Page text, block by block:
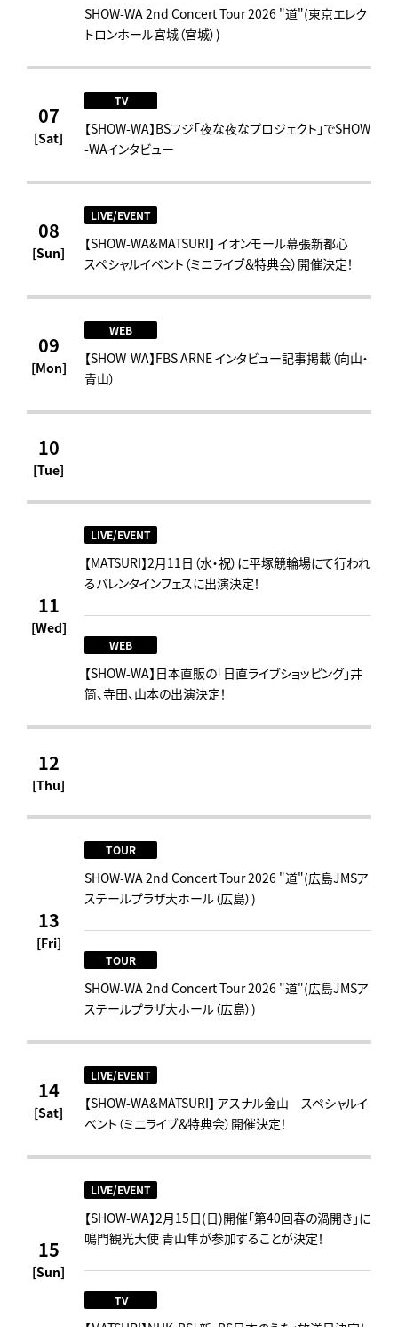
SHOW-WA 2nd Concert Tour 2026 "道"(東京エレク
トロンホール宮城（宮城）)
07
[Sat]
TV
【SHOW-WA】BSフジ「夜な夜なプロジェクト」でSHOW
-WAインタビュー
08
[Sun]
LIVE/EVENT
【SHOW-WA&MATSURI】 イオンモール幕張新都心
スペシャルイベント（ミニライブ＆特典会）開催決定！
09
[Mon]
WEB
【SHOW-WA】FBS ARNE インタビュー記事掲載（向山・
青山）
10
[Tue]
11
[Wed]
LIVE/EVENT
【MATSURI】2月11日（水・祝）に平塚競輪場にて行われ
るバレンタインフェスに出演決定！
WEB
【SHOW-WA】日本直販の「日直ライブショッピング」井
筒、寺田、山本の出演決定！
12
[Thu]
13
[Fri]
TOUR
SHOW-WA 2nd Concert Tour 2026 "道"(広島JMSア
ステールプラザ大ホール（広島）)
TOUR
SHOW-WA 2nd Concert Tour 2026 "道"(広島JMSア
ステールプラザ大ホール（広島）)
14
[Sat]
LIVE/EVENT
【SHOW-WA&MATSURI】 アスナル金山 スペシャルイ
ベント（ミニライブ＆特典会）開催決定！
15
[Sun]
LIVE/EVENT
【SHOW-WA】2月15日(日)開催「第40回春の渦開き」に
鳴門観光大使 青山隼が参加することが決定！
TV